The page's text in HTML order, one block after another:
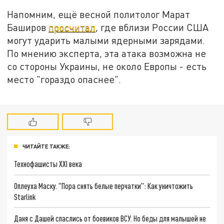
Напомним, ещё весной политолог Марат
Баширов просчитал, где вблизи России США
могут ударить малыми ядерными зарядами.
По мнению эксперта, эта атака возможна не
со стороны Украины, не около Европы - есть
место "гораздо опаснее".
ЧИТАЙТЕ ТАКЖЕ:
Технофашисты XXI века
Оплеуха Маску. "Пора снять белые перчатки": Как уничтожить
Starlink
Даня с Дашей спаслись от боевиков ВСУ. Но беды для малышей не